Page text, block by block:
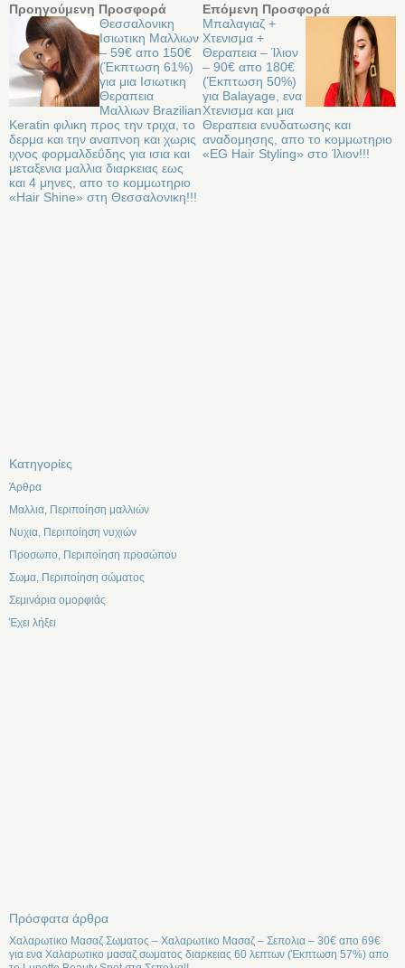
Προηγούμενη Προσφορά
Θεσσαλονικη
Ισιωτικη Μαλλιων
– 59€ απο 150€
(Έκπτωση 61%)
για μια Ισιωτικη
Θεραπεια
Μαλλιων Brazilian
Keratin φιλικη προς την τριχα, το
δερμα και την αναπνοη και χωρις
ιχνος φορμαλδεΰδης για ισια και
μεταξενια μαλλια διαρκειας εως
και 4 μηνες, απο το κομμωτηριο
«Hair Shine» στη Θεσσαλονικη!!!
Επόμενη Προσφορά
Μπαλαγιαζ +
Χτενισμα +
Θεραπεια – Ίλιον
– 90€ απο 180€
(Έκπτωση 50%)
για Balayage, ενα
Χτενισμα και μια
Θεραπεια ενυδατωσης και
αναδομησης, απο το κομμωτηριο
«EG Hair Styling» στο Ίλιον!!!
Kατηγορίες
Άρθρα
Μαλλια, Περιποίηση μαλλιών
Νυχια, Περιποίηση νυχιών
Προσωπο, Περιποίηση προσώπου
Σωμα, Περιποίηση σώματος
Σεμινάρια ομορφιάς
Έχει λήξει
Πρόσφατα άρθρα
Χαλαρωτικο Μασαζ Σωματος – Χαλαρωτικο Μασαζ – Σεπολια – 30€ απο 69€
για ενα Χαλαρωτικο μασαζ σωματος διαρκειας 60 λεπτων (Έκπτωση 57%) απο